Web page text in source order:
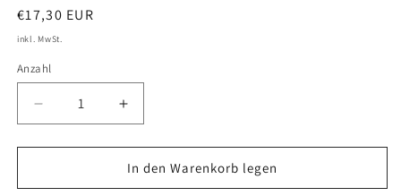
Normaler
Preis
€17,30 EUR
inkl. MwSt.
Anzahl
Verringere
die
Menge
Mineral-
Erhöhe
die
Menge
für
Mineral-
In den Warenkorb legen